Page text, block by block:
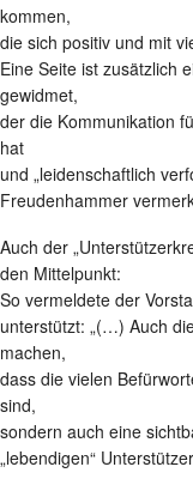
kommen,
die sich positiv und mit
Eine Seite ist zusätzlich
gewidmet,
der die Kommunikation
hat
und „leidenschaftlich
Freudenhammer
Auch der
den Mittelpunkt:
So vermeldete der
unterstützt: „(…) Auch
machen,
dass die vielen
sind,
sondern auch eine
„lebendigen“